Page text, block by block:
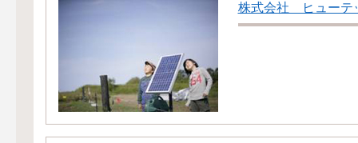
株式会社 ヒューテ